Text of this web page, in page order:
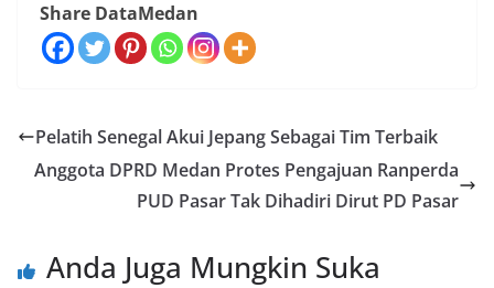
Share DataMedan
Pelatih Senegal Akui Jepang Sebagai Tim Terbaik
Anggota DPRD Medan Protes Pengajuan Ranperda
PUD Pasar Tak Dihadiri Dirut PD Pasar
Anda Juga Mungkin Suka